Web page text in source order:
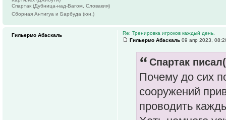
Спартак (Дубница-над-Вагом, Словакия)
Сборная Антигуа и Барбуда (юн.)
Re: Тренировка игроков каждый день.
Гильермо Абаскаль 09 апр 2023,
Спартак
Почему до сих
сооружений
проводить
Гильермо Абаскаль